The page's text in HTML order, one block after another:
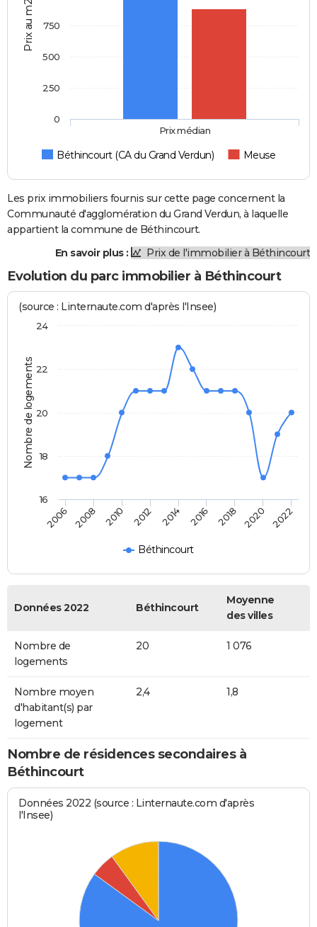
Prix au m2
Béthincourt (CA du Grand Verdun) Meuse
Prix médian
0
250
500
750
Les prix immobiliers fournis sur cette page concernent la
Communauté d'agglomération du Grand Verdun, à laquelle
appartient la commune de Béthincourt.
En savoir plus :
Prix de l'immobilier à Béthincourt
Evolution du parc immobilier à Béthincourt
Nombre de logements
(source : Linternaute.com d'après l'Insee)
Béthincourt
2006 2008 2010 2012 2014 2016 2018 2020 2022
16
18
20
22
24
Données 2022 Béthincourt
Moyenne
des villes
Nombre de
logements
20 1 076
Nombre moyen
d'habitant(s) par
logement
2,4 1,8
Nombre de résidences secondaires à
Béthincourt
Données 2022 (source : Linternaute.com d'après
l'Insee)